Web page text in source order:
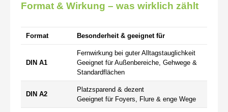
Format & Wirkung – was wirklich zählt
Format Besonderheit & geeignet für
DIN A1
Fernwirkung bei guter Alltagstauglichkeit
Geeignet für Außenbereiche, Gehwege &
Standardflächen
DIN A2
Platzsparend & dezent
Geeignet für Foyers, Flure & enge Wege